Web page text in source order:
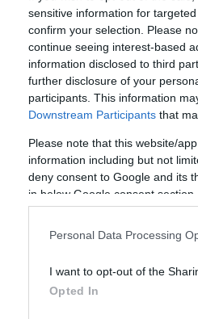
sensitive information for
confirm your selection. Please
continue seeing interest-based
information disclosed to third
further disclosure of your
participants. This information
Downstream Participants that
Please note that this website/
information including but not
deny consent to Google and its
in below Google consent section.
Personal Data Processing
I want to opt-out of the
Opted In